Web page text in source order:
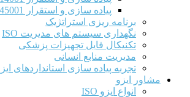
پیاده سازی و استقرار ISO 45001
برنامه ریزی استراتژیک
نگهداری سیستم های مدیریت ISO
تکنیکال فایل تجهیزات پزشکی
مدیریت منابع انسانی
تجربه پیاده سازی استانداردهای
مشاور ایزو
انواع ایزو ISO